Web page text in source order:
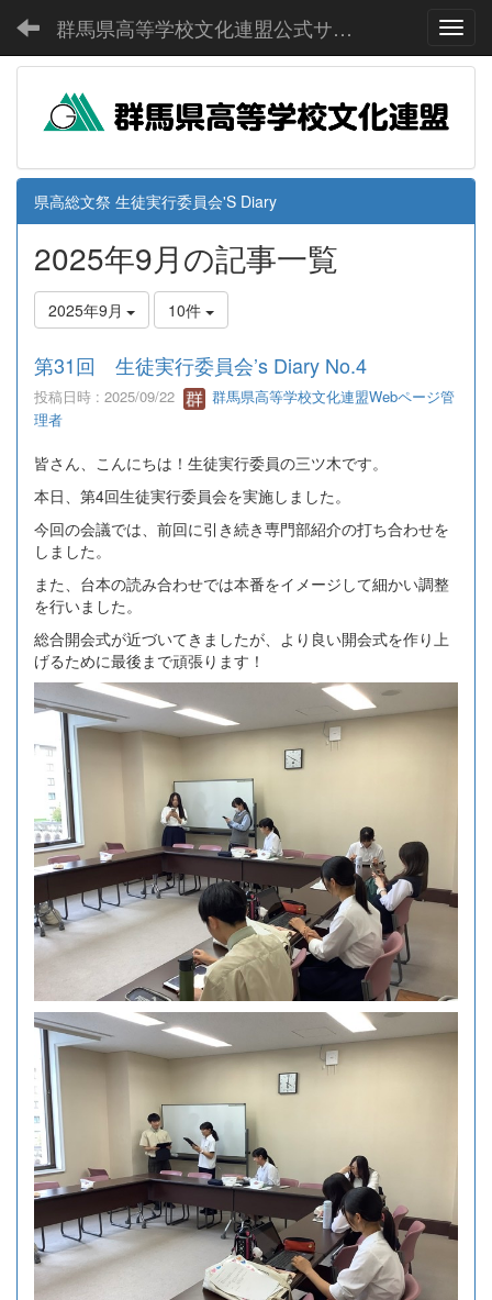
群馬県高等学校文化連盟公式サイト
県高総文祭 生徒実行委員会'S Diary
2025年9月の記事一覧
2025年9月 10件
第31回 生徒実行委員会’s Diary No.4
投稿日時 : 2025/09/22
群馬県高等学校文化連盟Webページ管
理者
皆さん、こんにちは！生徒実行委員の三ツ木です。
本日、第4回生徒実行委員会を実施しました。
今回の会議では、前回に引き続き専門部紹介の打ち合わせを
しました。
また、台本の読み合わせでは本番をイメージして細かい調整
を行いました。
総合開会式が近づいてきましたが、より良い開会式を作り上
げるために最後まで頑張ります！